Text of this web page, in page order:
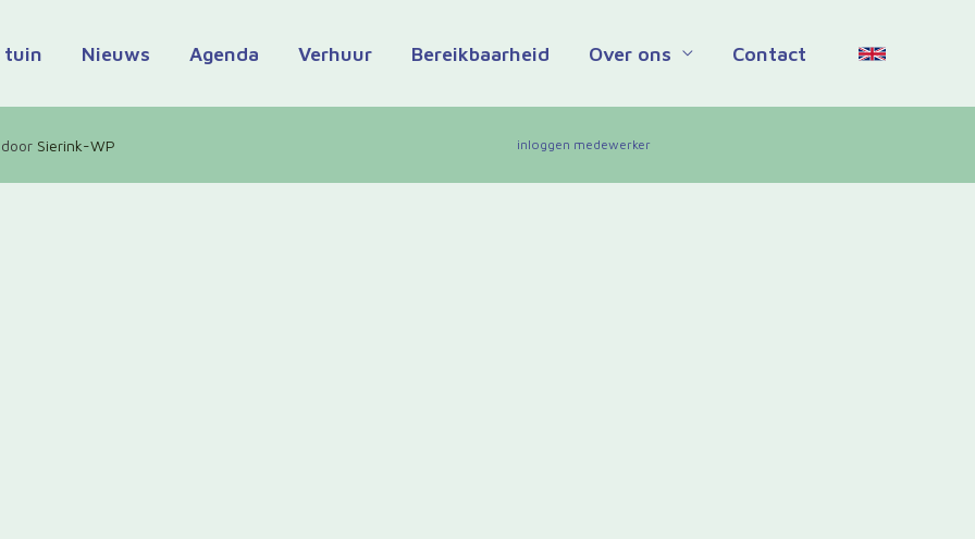
tuin Nieuws Agenda Verhuur Bereikbaarheid Over ons Contact
Sierink-WP inloggen medewerker